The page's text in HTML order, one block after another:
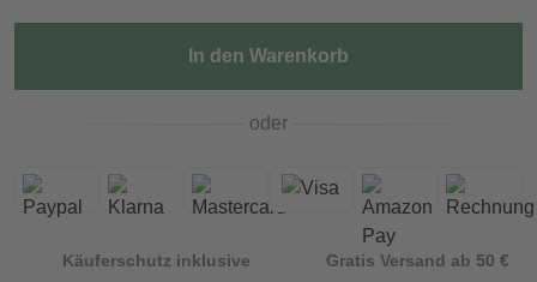
In den Warenkorb
oder
Käuferschutz inklusive Gratis Versand ab 50 €